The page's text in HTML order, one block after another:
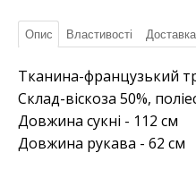
Опис Властивості
Тканина-французький
Склад-віскоза 50%,
Довжина сукні - 112 см
Довжина рукава - 62 см